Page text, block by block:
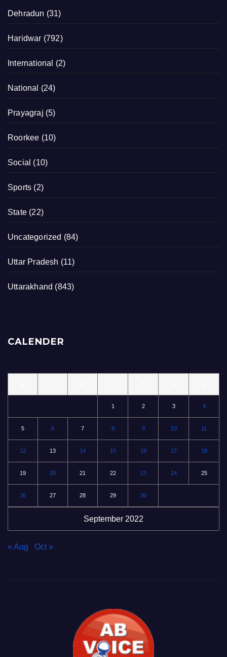
Dehradun (31)
Haridwar (792)
International (2)
National (24)
Prayagraj (5)
Roorkee (10)
Social (10)
Sports (2)
State (22)
Uncategorized (84)
Uttar Pradesh (11)
Uttarakhand (843)
CALENDER
September 2022
1 2 3 4
5 6 7 8 9 10 11
12 13 14 15 16 17 18
19 20 21 22 23 24 25
26 27 28 29 30
« Aug Oct »